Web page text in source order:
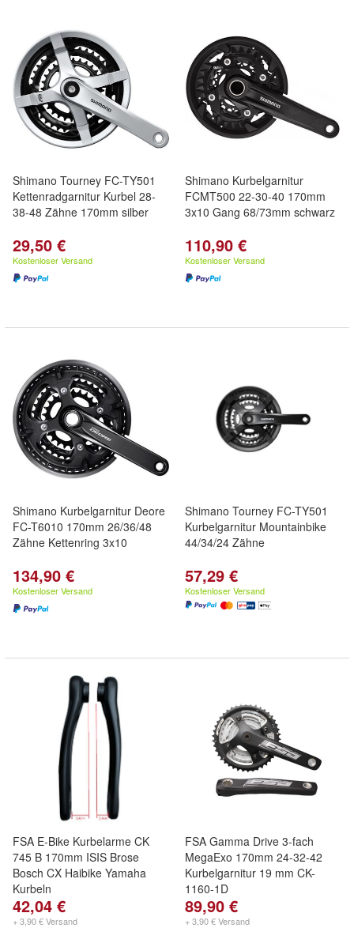
Shimano Tourney FC-TY501
Kettenradgarnitur Kurbel 28-
38-48 Zähne 170mm silber
29,50 €
Kostenloser Versand
Shimano Kurbelgarnitur
FCMT500 22-30-40 170mm
3x10 Gang 68/73mm schwarz
110,90 €
Kostenloser Versand
Shimano Kurbelgarnitur Deore
FC-T6010 170mm 26/36/48
Zähne Kettenring 3x10
134,90 €
Kostenloser Versand
Shimano Tourney FC-TY501
Kurbelgarnitur Mountainbike
44/34/24 Zähne
57,29 €
Kostenloser Versand
FSA E-Bike Kurbelarme CK
745 B 170mm ISIS Brose
Bosch CX Haibike Yamaha
Kurbeln
42,04 €
+ 3,90 € Versand
FSA Gamma Drive 3-fach
MegaExo 170mm 24-32-42
Kurbelgarnitur 19 mm CK-
1160-1D
89,90 €
+ 3,90 € Versand